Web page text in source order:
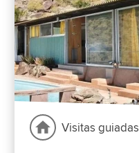
Visitas guiadas